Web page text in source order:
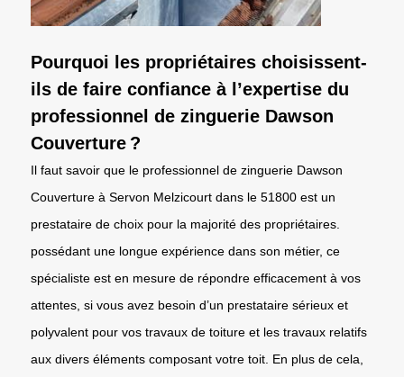
Pourquoi les propriétaires choisissent-
ils de faire confiance à l’expertise du
professionnel de zinguerie Dawson
Couverture ?
Il faut savoir que le professionnel de zinguerie Dawson
Couverture à Servon Melzicourt dans le 51800 est un
prestataire de choix pour la majorité des propriétaires.
possédant une longue expérience dans son métier, ce
spécialiste est en mesure de répondre efficacement à vos
attentes, si vous avez besoin d’un prestataire sérieux et
polyvalent pour vos travaux de toiture et les travaux relatifs
aux divers éléments composant votre toit. En plus de cela,